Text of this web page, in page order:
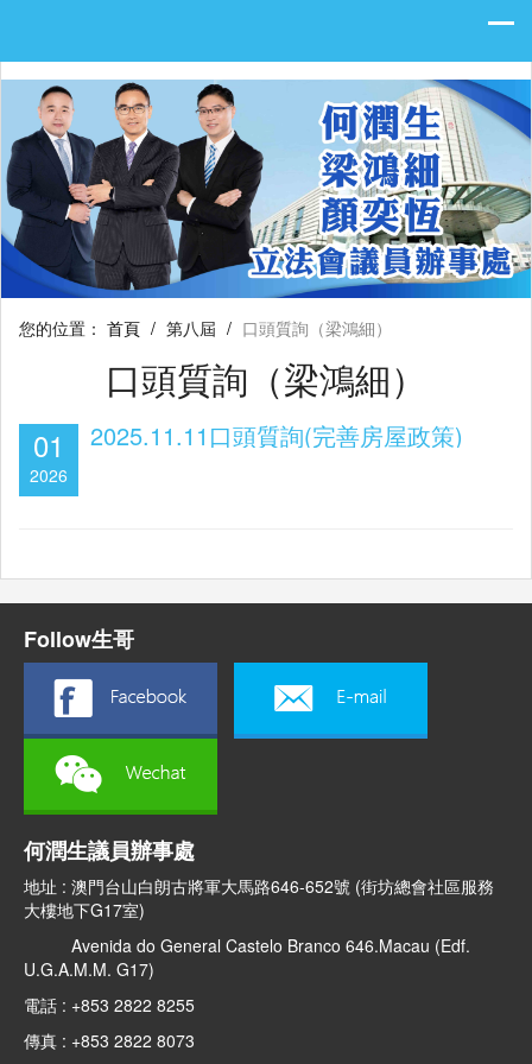
您的位置： 首頁 / 第八屆 / 口頭質詢（梁鴻細）
口頭質詢（梁鴻細）
01
2026
2025.11.11口頭質詢(完善房屋政策)
Follow生哥
何潤生議員辦事處
地址 : 澳門台山白朗古將軍大馬路646-652號 (街坊總會社區服務
大樓地下G17室)
Avenida do General Castelo Branco 646.Macau (Edf.
U.G.A.M.M. G17)
電話 : +853 2822 8255
傳真 : +853 2822 8073